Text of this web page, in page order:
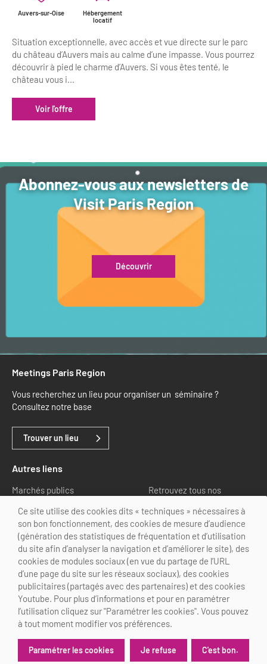
Auvers-sur-Oise
Hébergement
locatif
Situation exceptionnelle, avec accès et vue directe sur le parc
du château d’Auvers mais au calme d’une impasse. Vous pourrez
découvrir à pied le charme d’Auvers. Si vous êtes tenté, le
château vous i...
Voir l'offre
Abonnez-vous aux newsletters de
Visit Paris Region
Découvrir
Meetings Paris Region
Vous recherchez un lieu pour organiser un séminaire ?
Consultez notre base
Trouver un lieu
Autres liens
Marchés publics
Retrouvez tous nos
Nous suivre
@Choose Paris Region
Mentions légales
Crédits Personnalisation des cookies
Ce site utilise des cookies dits « techniques » nécessaires à
son bon fonctionnement, des cookies de mesure d’audience
(génération des statistiques de fréquentation et d’utilisation
du site afin d’analyser la navigation et d’améliorer le site), des
cookies de modules sociaux (en vue du partage de l’URL
d’une page du site sur les réseaux sociaux), des cookies
publicitaires (partagés avec des partenaires) et des cookies
Youtube. Pour plus d’informations et pour en paramétrer
l’utilisation cliquez sur "Paramétrer les cookies". Vous pouvez
à tout moment modifier vos préférences.
Paramétrer les cookies Je refuse C'est bon.